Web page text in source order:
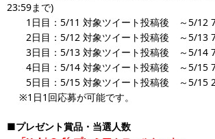
23:59まで)
1日目：5/11 対象ツイート投稿後 ～5/12
2日目：5/12 対象ツイート投稿後 ～5/13
3日目：5/13 対象ツイート投稿後 ～5/14
4日目：5/14 対象ツイート投稿後 ～5/15
5日目：5/15 対象ツイート投稿後 ～5/15
※1日1回応募が可能です。
■プレゼント賞品・当選人数